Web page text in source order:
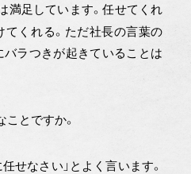
満足しています。任せてくれ
てくれる。ただ社長の言葉の
バラつきが起きていることは
とですか。
せなさい」とよく言います。